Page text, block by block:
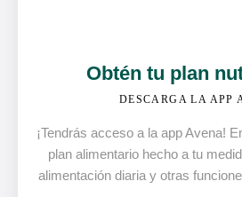
Obtén tu plan
DESCARGA LA APP
¡Tendrás acceso a la app Avena!
plan alimentario hecho a tu
alimentación diaria y otras